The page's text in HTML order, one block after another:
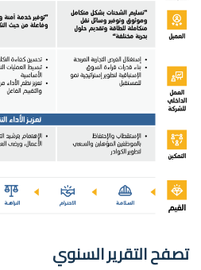
تصفح التقرير السنوي